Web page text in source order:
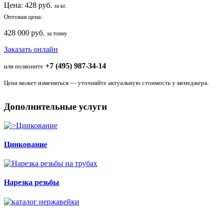
Цена: 428 руб. за кг.
Оптовая цена:
428 000 руб. за тонну
Заказать онлайн
или позвоните +7 (495) 987-34-14
Цена может изменяться — уточняйте актуальную стоимость у менеджера.
Дополнительные услуги
Цинкование
Нарезка резьбы